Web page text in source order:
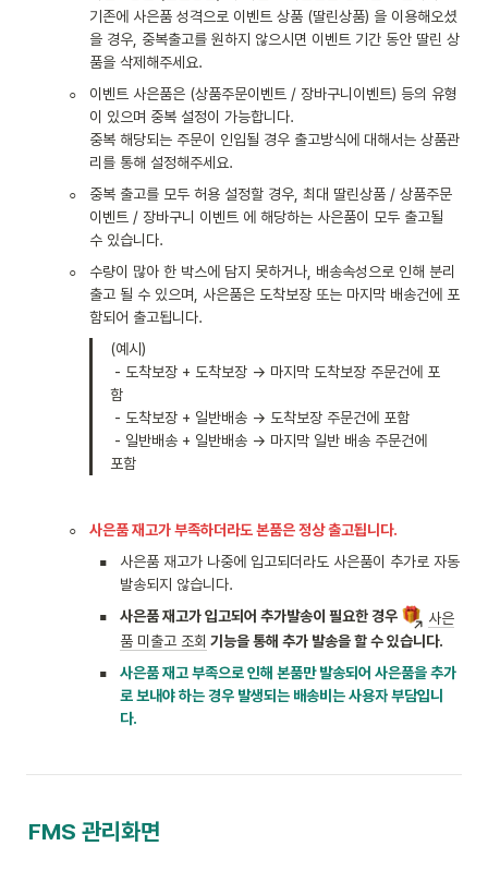
기존에 사은품 성격으로 이벤트 상품 (딸린상품) 을 이용해오셨
을 경우, 중복출고를 원하지 않으시면 이벤트 기간 동안 딸린 상
품을 삭제해주세요.
◦
이벤트 사은품은 (상품주문이벤트 / 장바구니이벤트) 등의 유형
이 있으며 중복 설정이 가능합니다.
중복 해당되는 주문이 인입될 경우 출고방식에 대해서는 상품관
리를 통해 설정해주세요.
◦
중복 출고를 모두 허용 설정할 경우, 최대 딸린상품 / 상품주문
이벤트 / 장바구니 이벤트 에 해당하는 사은품이 모두 출고될
수 있습니다.
◦
수량이 많아 한 박스에 담지 못하거나, 배송속성으로 인해 분리
출고 될 수 있으며, 사은품은 도착보장 또는 마지막 배송건에 포
함되어 출고됩니다.
(예시)
함
포함
◦ 사은품 재고가 부족하더라도 본품은 정상 출고됩니다.
▪
사은품 재고가 나중에 입고되더라도 사은품이 추가로 자동
발송되지 않습니다.
▪ 사은품 재고가 입고되어 추가발송이 필요한 경우
사은
품 미출고 조회 기능을 통해 추가 발송을 할 수 있습니다.
▪
사은품 재고 부족으로 인해 본품만 발송되어 사은품을 추가
로 보내야 하는 경우 발생되는 배송비는 사용자 부담입니
다.
FMS 관리화면